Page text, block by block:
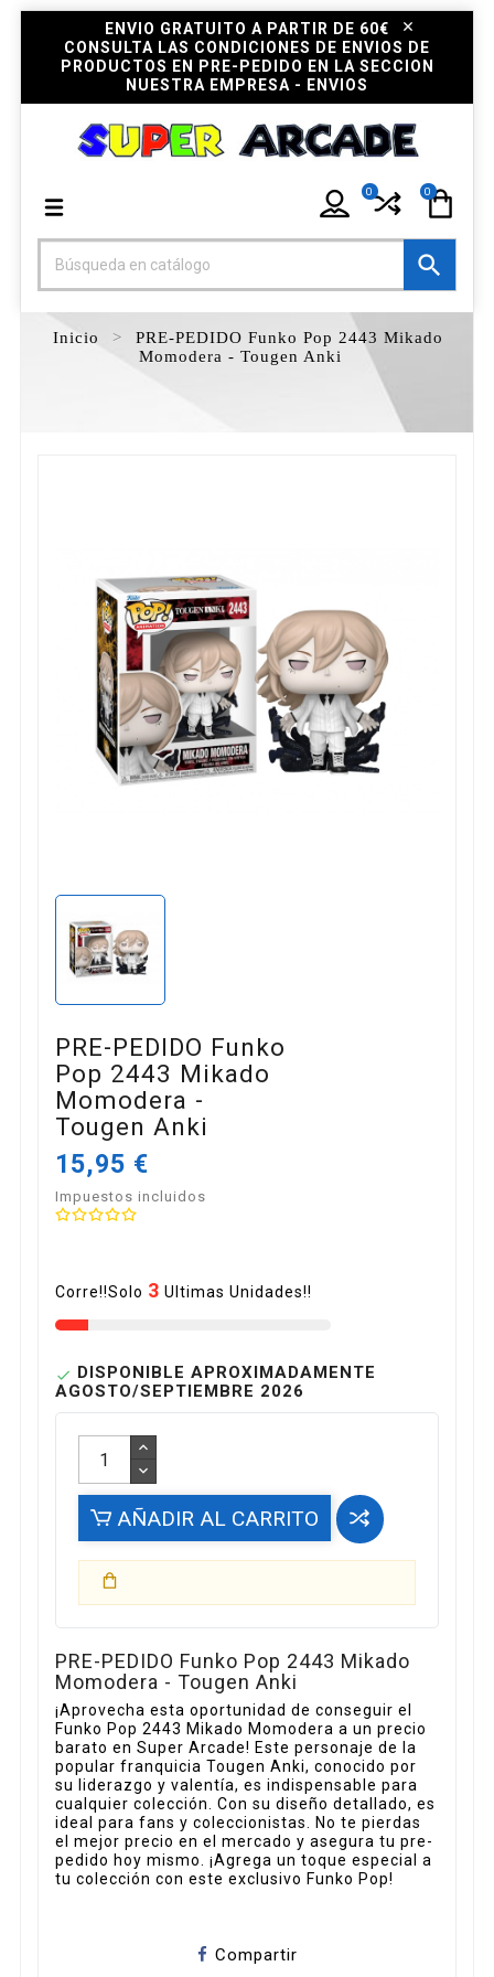
ENVIO GRATUITO A PARTIR DE 60€
CONSULTA LAS CONDICIONES DE ENVIOS DE
PRODUCTOS EN PRE-PEDIDO EN LA SECCION
NUESTRA EMPRESA - ENVIOS
0
0

Inicio
PRE-PEDIDO Funko Pop 2443 Mikado
Momodera - Tougen Anki
PRE-PEDIDO Funko
Pop 2443 Mikado
Momodera -
Tougen Anki
15,95 €
Impuestos incluidos
Corre!!Solo 3 Ultimas Unidades!!
 DISPONIBLE APROXIMADAMENTE
AGOSTO/SEPTIEMBRE 2026
AÑADIR AL CARRITO
PRE-PEDIDO Funko Pop 2443 Mikado
Momodera - Tougen Anki
¡Aprovecha esta oportunidad de conseguir el
Funko Pop 2443 Mikado Momodera a un precio
barato en Super Arcade! Este personaje de la
popular franquicia Tougen Anki, conocido por
su liderazgo y valentía, es indispensable para
cualquier colección. Con su diseño detallado, es
ideal para fans y coleccionistas. No te pierdas
el mejor precio en el mercado y asegura tu pre-
pedido hoy mismo. ¡Agrega un toque especial a
tu colección con este exclusivo Funko Pop!
Compartir